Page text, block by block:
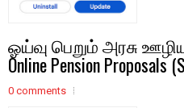
ஓய்வு பெறும் அரசு
Online Pension Proposals
0 comments